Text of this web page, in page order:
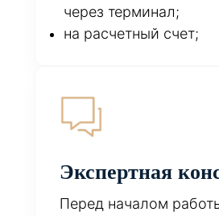
через терминал;
на расчетный счет;
Экспертная
Перед началом